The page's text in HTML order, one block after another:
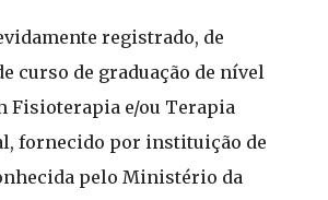
registrado, de
curso de graduação de nível
Fisioterapia e/ou Terapia
fornecido por instituição de
pelo Ministério da